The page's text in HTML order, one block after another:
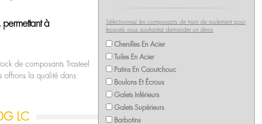
à
de composants Trasteel
offrons la qualité dans
LC
Sélectionnez les composants de train de roulement pour
lesquels vous souhaitez demander un devis
Chenilles En Acier
Tuiles En Acier
Patins En Caoutchouc
Boulons Et Écrous
Galets Inférieurs
Galets Supérieurs
Barbotins